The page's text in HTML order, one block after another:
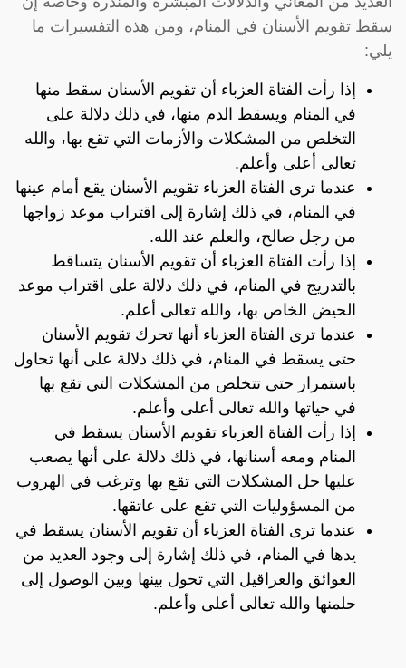
سقط تقويم الأسنان في المنام، ومن هذه التفسيرات ما
يلي:
إذا رأت الفتاة العزباء أن تقويم الأسنان سقط منها
في المنام ويسقط الدم منها، في ذلك دلالة على
التخلص من المشكلات والأزمات التي تقع بها، والله
تعالى أعلى وأعلم.
عندما ترى الفتاة العزباء تقويم الأسنان يقع أمام عينها
في المنام، في ذلك إشارة إلى اقتراب موعد زواجها
من رجل صالح، والعلم عند الله.
إذا رأت الفتاة العزباء أن تقويم الأسنان يتساقط
بالتدريج في المنام، في ذلك دلالة على اقتراب موعد
الحيض الخاص بها، والله تعالى أعلم.
عندما ترى الفتاة العزباء أنها تحرك تقويم الأسنان
حتى يسقط في المنام، في ذلك دلالة على أنها تحاول
باستمرار حتى تتخلص من المشكلات التي تقع بها
في حياتها والله تعالى أعلى وأعلم.
إذا رأت الفتاة العزباء تقويم الأسنان يسقط في
المنام ومعه أسنانها، في ذلك دلالة على أنها يصعب
عليها حل المشكلات التي تقع بها وترغب في الهروب
من المسؤوليات التي تقع على عاتقها.
عندما ترى الفتاة العزباء أن تقويم الأسنان يسقط في
يدها في المنام، في ذلك إشارة إلى وجود العديد من
العوائق والعراقيل التي تحول بينها وبين الوصول إلى
حلمنها والله تعالى أعلى وأعلم.